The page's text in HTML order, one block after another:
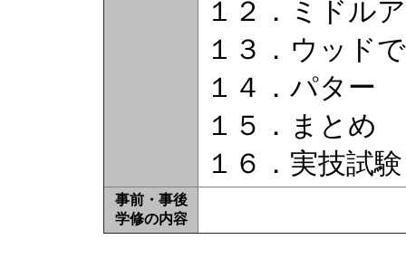
１２．ミドル
１３．ウッド
１４．パター
１５．まとめ
１６．実技試験
事前・事後
学修の内容